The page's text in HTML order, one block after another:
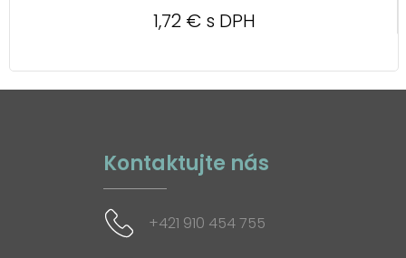
1,72 € s DPH
Kontaktujte nás
+421 910 454 755